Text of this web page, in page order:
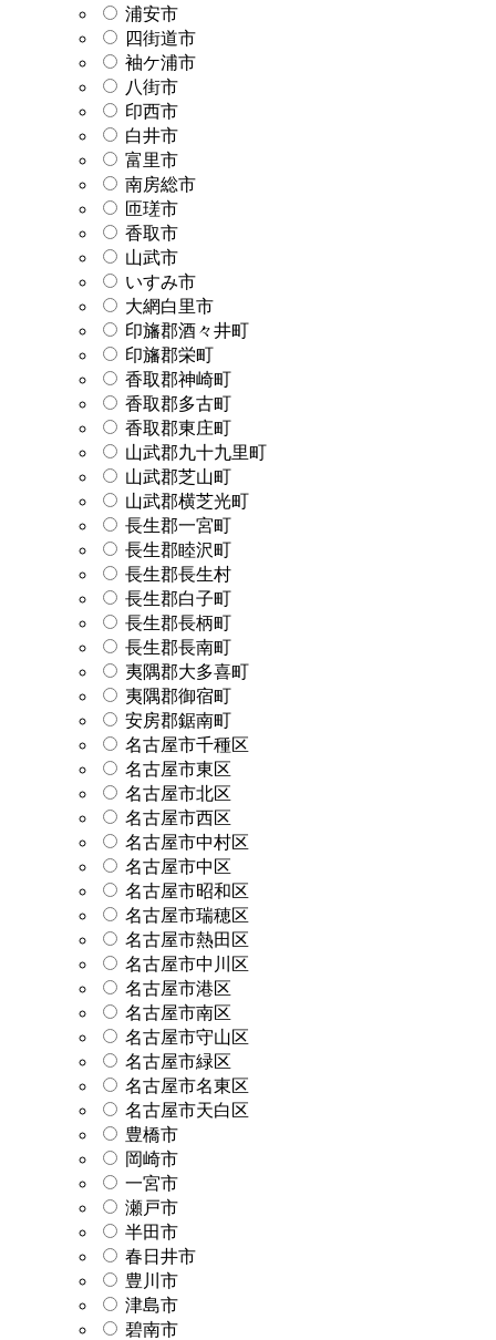
浦安市
四街道市
袖ケ浦市
八街市
印西市
白井市
富里市
南房総市
匝瑳市
香取市
山武市
いすみ市
大網白里市
印旛郡酒々井町
印旛郡栄町
香取郡神崎町
香取郡多古町
香取郡東庄町
山武郡九十九里町
山武郡芝山町
山武郡横芝光町
長生郡一宮町
長生郡睦沢町
長生郡長生村
長生郡白子町
長生郡長柄町
長生郡長南町
夷隅郡大多喜町
夷隅郡御宿町
安房郡鋸南町
名古屋市千種区
名古屋市東区
名古屋市北区
名古屋市西区
名古屋市中村区
名古屋市中区
名古屋市昭和区
名古屋市瑞穂区
名古屋市熱田区
名古屋市中川区
名古屋市港区
名古屋市南区
名古屋市守山区
名古屋市緑区
名古屋市名東区
名古屋市天白区
豊橋市
岡崎市
一宮市
瀬戸市
半田市
春日井市
豊川市
津島市
碧南市